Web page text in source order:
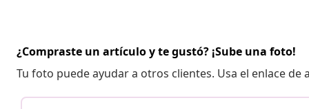
¿Compraste un artículo y te gustó? ¡Sube una foto!
Tu foto puede ayudar a otros clientes. Usa el enlace de